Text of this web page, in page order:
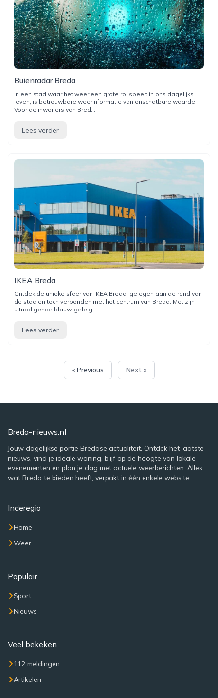
Buienradar Breda
In een stad waar het weer een grote rol speelt in ons dagelijks
leven, is betrouwbare weerinformatie van onschatbare waarde.
Voor de inwoners van Bred...
Lees verder
IKEA Breda
Ontdek de unieke sfeer van IKEA Breda, gelegen aan de rand van
de stad en toch verbonden met het centrum van Breda. Met zijn
uitnodigende blauw-gele g...
Lees verder
« Previous Next »
Breda-nieuws.nl
Jouw dagelijkse portie Bredase actualiteit. Ontdek het laatste
nieuws, vind je ideale woning, blijf op de hoogte van lokale
evenementen en plan je dag met actuele weerberichten. Alles
wat Breda te bieden heeft, verpakt in één enkele website.
Inderegio
Home
Weer
Populair
Sport
Nieuws
Veel bekeken
112 meldingen
Artikelen